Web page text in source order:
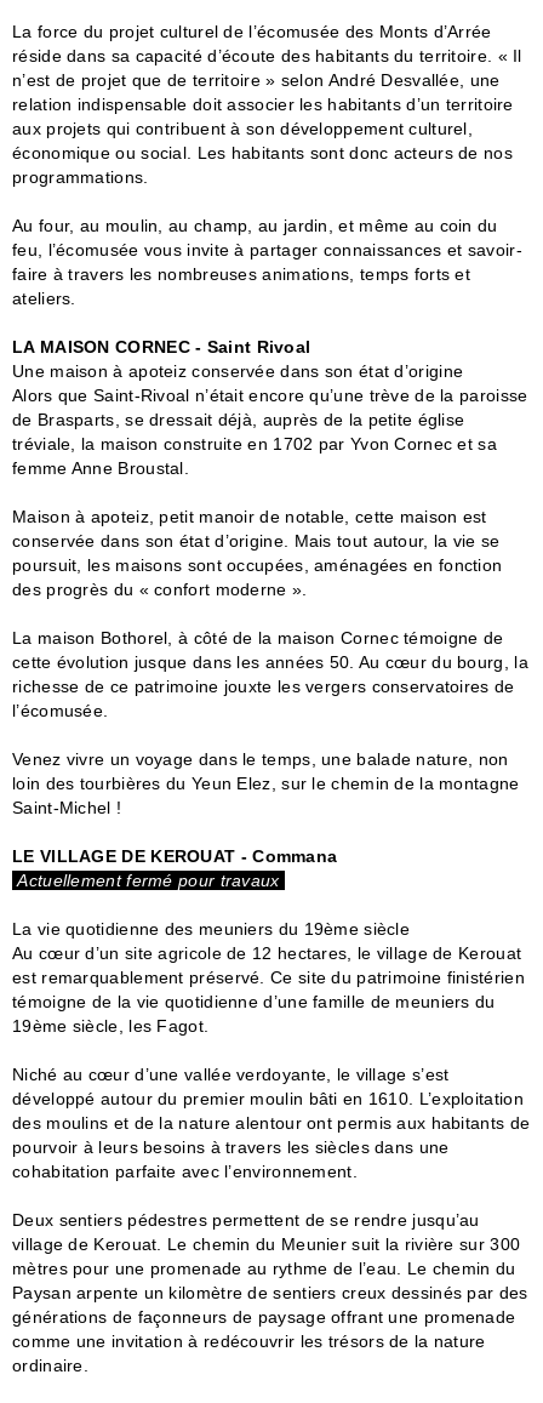
La force du projet culturel de l’écomusée des Monts d’Arrée
réside dans sa capacité d’écoute des habitants du territoire. « Il
n’est de projet que de territoire » selon André Desvallée, une
relation indispensable doit associer les habitants d’un territoire
aux projets qui contribuent à son développement culturel,
économique ou social. Les habitants sont donc acteurs de nos
programmations.
Au four, au moulin, au champ, au jardin, et même au coin du
feu, l’écomusée vous invite à partager connaissances et savoir-
faire à travers les nombreuses animations, temps forts et
ateliers.
LA MAISON CORNEC - Saint Rivoal
Une maison à apoteiz conservée dans son état d’origine
Alors que Saint-Rivoal n’était encore qu’une trève de la paroisse
de Brasparts, se dressait déjà, auprès de la petite église
tréviale, la maison construite en 1702 par Yvon Cornec et sa
femme Anne Broustal.
Maison à apoteiz, petit manoir de notable, cette maison est
conservée dans son état d’origine. Mais tout autour, la vie se
poursuit, les maisons sont occupées, aménagées en fonction
des progrès du « confort moderne ».
La maison Bothorel, à côté de la maison Cornec témoigne de
cette évolution jusque dans les années 50. Au cœur du bourg, la
richesse de ce patrimoine jouxte les vergers conservatoires de
l’écomusée.
Venez vivre un voyage dans le temps, une balade nature, non
loin des tourbières du Yeun Elez, sur le chemin de la montagne
Saint-Michel !
LE VILLAGE DE KEROUAT - Commana
Actuellement fermé pour travaux
La vie quotidienne des meuniers du 19ème siècle
Au cœur d’un site agricole de 12 hectares, le village de Kerouat
est remarquablement préservé. Ce site du patrimoine finistérien
témoigne de la vie quotidienne d’une famille de meuniers du
19ème siècle, les Fagot.
Niché au cœur d’une vallée verdoyante, le village s’est
développé autour du premier moulin bâti en 1610. L’exploitation
des moulins et de la nature alentour ont permis aux habitants de
pourvoir à leurs besoins à travers les siècles dans une
cohabitation parfaite avec l’environnement.
Deux sentiers pédestres permettent de se rendre jusqu’au
village de Kerouat. Le chemin du Meunier suit la rivière sur 300
mètres pour une promenade au rythme de l’eau. Le chemin du
Paysan arpente un kilomètre de sentiers creux dessinés par des
générations de façonneurs de paysage offrant une promenade
comme une invitation à redécouvrir les trésors de la nature
ordinaire.